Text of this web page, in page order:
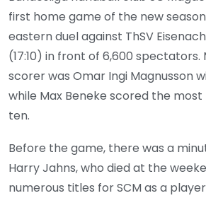
first home game of the new
eastern duel against ThSV
(17:10) in front of 6,600
scorer was Omar Ingi Magnusson
while Max Beneke scored the
ten.
Before the game, there was a
Harry Jahns, who died at the
numerous titles for SCM as a